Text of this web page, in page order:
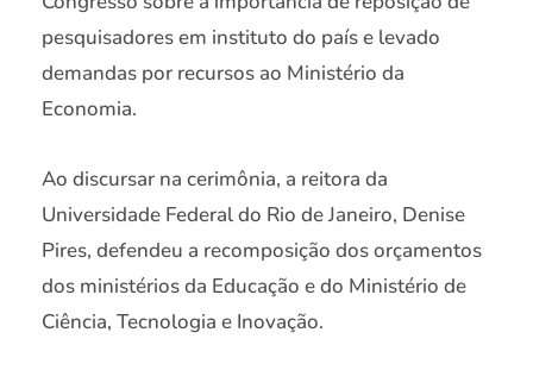
pesquisadores em instituto do país e levado
demandas por recursos ao Ministério da
Economia.
Ao discursar na cerimônia, a reitora da
Universidade Federal do Rio de Janeiro, Denise
Pires, defendeu a recomposição dos orçamentos
dos ministérios da Educação e do Ministério de
Ciência, Tecnologia e Inovação.